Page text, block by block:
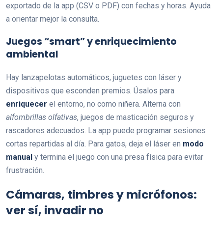
exportado de la app (CSV o PDF) con fechas y horas. Ayuda
a orientar mejor la consulta.
Juegos “smart” y enriquecimiento
ambiental
Hay lanzapelotas automáticos, juguetes con láser y
dispositivos que esconden premios. Úsalos para
enriquecer el entorno, no como niñera. Alterna con
alfombrillas olfativas, juegos de masticación seguros y
rascadores adecuados. La app puede programar sesiones
cortas repartidas al día. Para gatos, deja el láser en modo
manual y termina el juego con una presa física para evitar
frustración.
Cámaras, timbres y micrófonos:
ver sí, invadir no